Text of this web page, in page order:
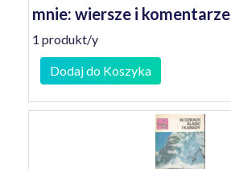
mnie: wiersze i komentarze
1 produkt/y
Dodaj do Koszyka